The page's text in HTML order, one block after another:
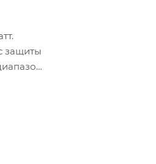
защиты